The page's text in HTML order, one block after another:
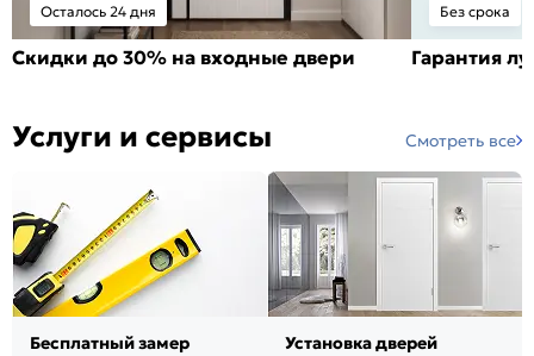
Осталось 24 дня
Скидки до 30% на входные двери
Без срока
Гарантия
Услуги и сервисы Смотреть все
Бесплатный замер Установка дверей